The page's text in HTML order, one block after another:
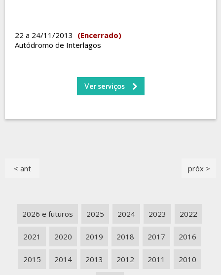
22 a 24/11/2013 (Encerrado)
Autódromo de Interlagos
Ver serviços
< ant próx >
2026 e futuros 2025 2024 2023 2022
2021 2020 2019 2018 2017 2016
2015 2014 2013 2012 2011 2010